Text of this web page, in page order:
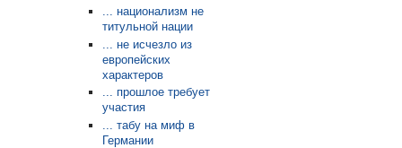
... национализм не
титульной нации
... не исчезло из
европейских
характеров
... прошлое требует
участия
... табу на миф в
Германии